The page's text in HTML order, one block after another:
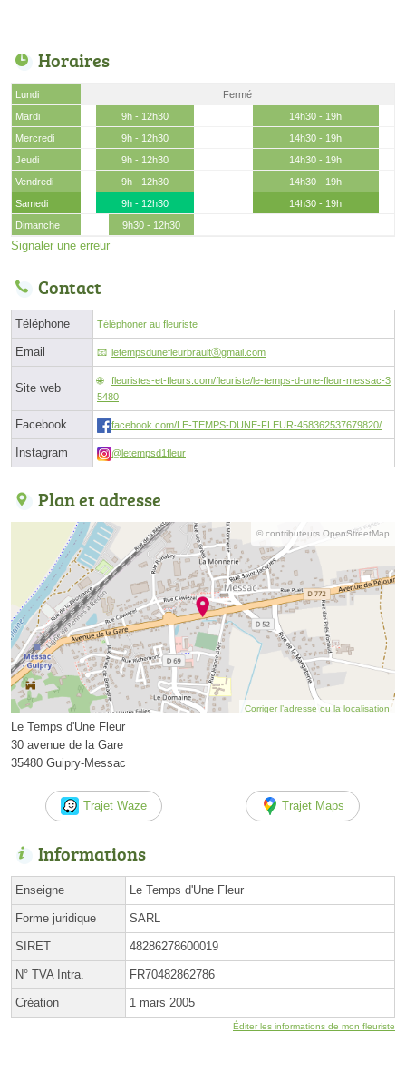
Horaires
Lundi
Fermé
Mardi
9h - 12h30
14h30 - 19h
Mercredi
9h - 12h30
14h30 - 19h
Jeudi
9h - 12h30
14h30 - 19h
Vendredi
9h - 12h30
14h30 - 19h
Samedi
9h - 12h30
14h30 - 19h
Dimanche
9h30 - 12h30
Signaler une erreur
Contact
Téléphone Téléphoner au fleuriste
Email letempsdunefleurbraultⓐgmail.com
Site web
fleuristes-et-fleurs.com/fleuriste/le-temps-d-une-fleur-messac-3
5480
Facebook facebook.com/LE-TEMPS-DUNE-FLEUR-458362537679820/
Instagram @letempsd1fleur
Plan et adresse
© contributeurs OpenStreetMap
Corriger l’adresse ou la localisation
Le Temps d'Une Fleur
30 avenue de la Gare
35480 Guipry-Messac
Trajet Waze Trajet Maps
Informations
Enseigne Le Temps d'Une Fleur
Forme juridique SARL
SIRET 48286278600019
N° TVA Intra. FR70482862786
Création 1 mars 2005
Éditer les informations de mon fleuriste